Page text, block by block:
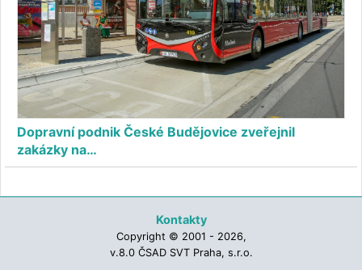
Dopravní podnik České Budějovice zveřejnil
zakázky na…
Kontakty
Copyright © 2001 - 2026,
v.8.0 ČSAD SVT Praha, s.r.o.